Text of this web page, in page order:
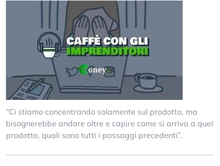
“Ci stiamo concentrando solamente sul prodotto, ma
bisognerebbe andare oltre e capire come si arriva a quel
prodotto, quali sono tutti i passaggi precedenti”.